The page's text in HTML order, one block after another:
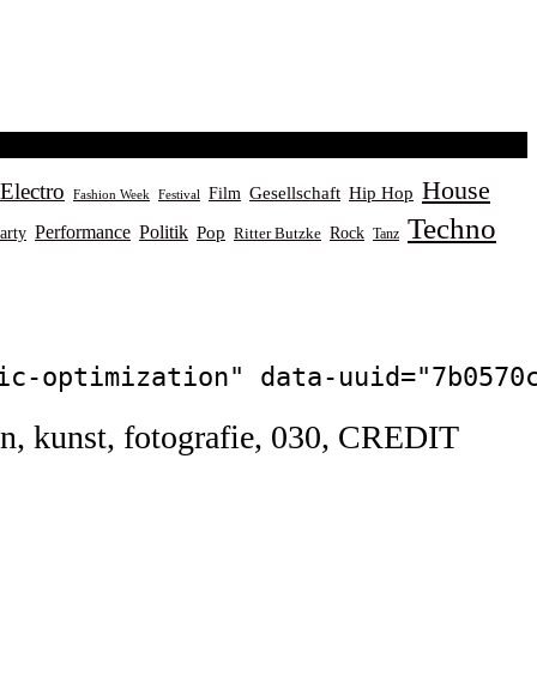
Electro Fashion Week Festival Film Gesellschaft Hip Hop House
Performance Politik Pop Ritter Butzke Rock Tanz Techno
uuid="7b0570c0-9fe4-400a-